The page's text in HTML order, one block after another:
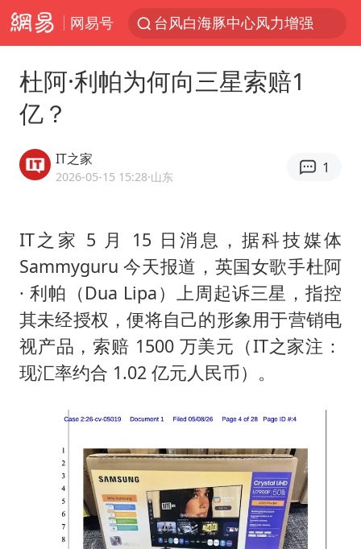
网易号
台风白海豚中心风力增强
百花奖开幕式
“新疆阿勒泰八月能滑雪”不实
我国外贸延续良好增长态势
陈幸同晋级WTT横滨冠军赛8强
国防部：中国军队坚决反制任何闹海挑衅图谋
宇树科技中一签需缴款7.54万元
今日立秋你咬秋了吗
夯实基础开新局
杜阿·利帕为何向三星索赔1
亿？
IT之家
2026-05-15 15:28·山东
1
IT之家 5 月 15 日消息，据科技媒体
Sammyguru 今天报道，英国女歌手杜阿
· 利帕（Dua Lipa）上周起诉三星，指控
其未经授权，便将自己的形象用于营销电
视产品，索赔 1500 万美元（IT之家注：
现汇率约合 1.02 亿元人民币）。